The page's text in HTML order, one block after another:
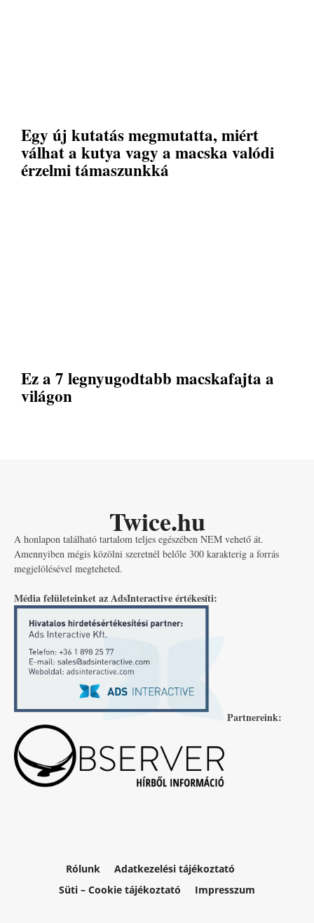
Egy új kutatás megmutatta, miért
válhat a kutya vagy a macska valódi
érzelmi támaszunkká
Ez a 7 legnyugodtabb macskafajta a
világon
Twice.hu
A honlapon található tartalom teljes egészében NEM vehető át.
Amennyiben mégis közölni szeretnél belőle 300 karakterig a forrás
megjelölésével megteheted.
Média felületeinket az AdsInteractive értékesíti:
Partnereink:
Rólunk
Adatkezelési tájékoztató
Süti – Cookie tájékoztató
Impresszum